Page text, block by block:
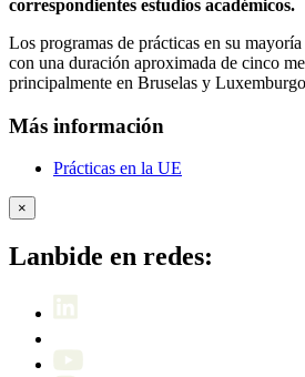
correspondientes estudios académicos.
Los programas de prácticas en su
con una duración aproximada de cinco
principalmente en Bruselas y
Más información
Prácticas en la UE
×
Lanbide en redes: